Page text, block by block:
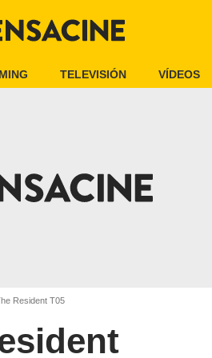
TELEVISIÓN VÍDEOS
Resident T05